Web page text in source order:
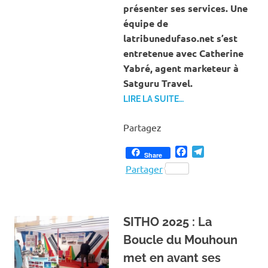
présenter ses services. Une
équipe de
latribunedufaso.net s’est
entretenue avec Catherine
Yabré, agent marketeur à
Satguru Travel.
LIRE LA SUITE…
Partagez
Share Facebook
Partager
SITHO 2025 : La
Boucle du Mouhoun
met en avant ses